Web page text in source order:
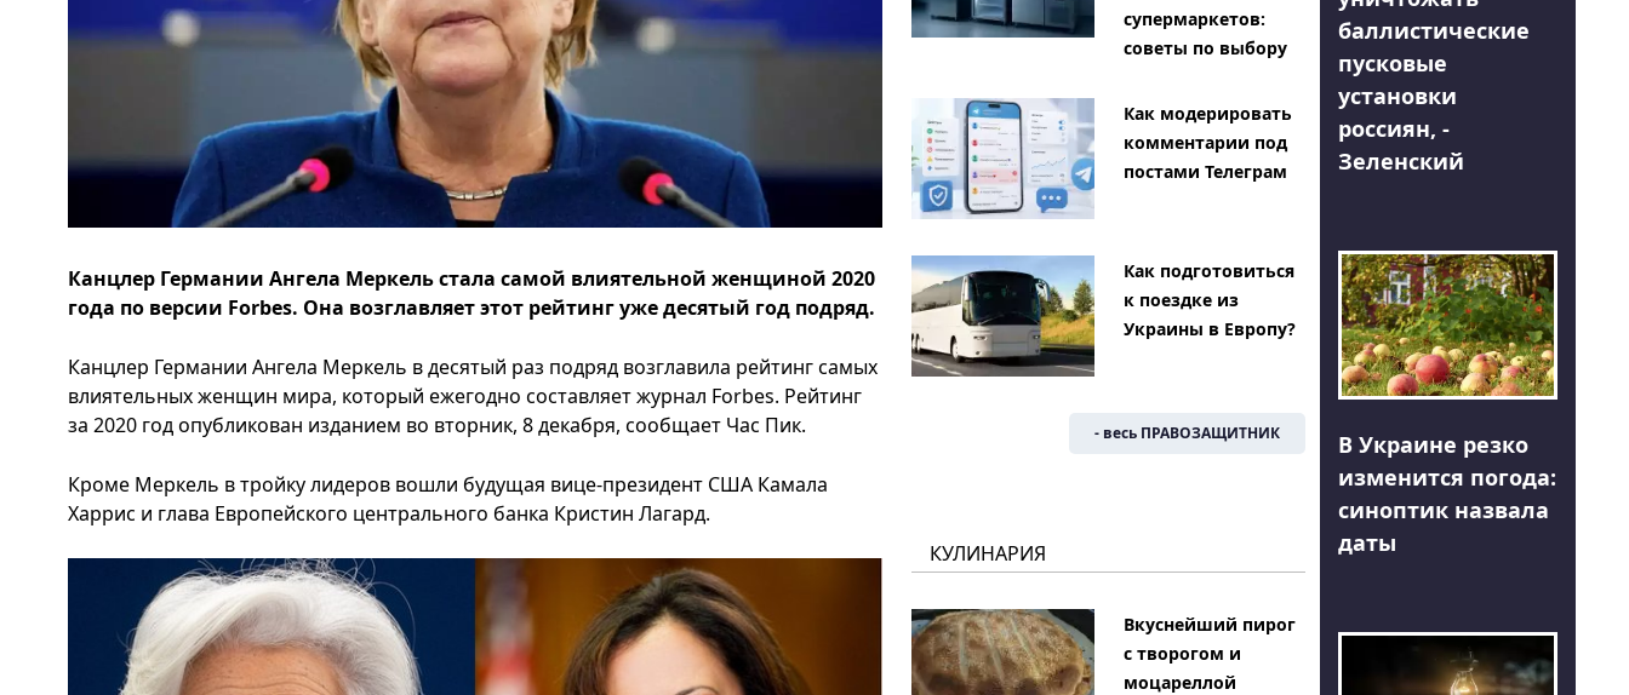
Канцлер Германии Ангела Меркель стала самой влиятельной женщиной 2020
года по версии Forbes. Она возглавляет этот рейтинг уже десятый год подряд.
Канцлер Германии Ангела Меркель в десятый раз подряд возглавила рейтинг самых
влиятельных женщин мира, который ежегодно составляет журнал Forbes. Рейтинг
за 2020 год опубликован изданием во вторник, 8 декабря, сообщает Час Пик.
Кроме Меркель в тройку лидеров вошли будущая вице-президент США Камала
Харрис и глава Европейского центрального банка Кристин Лагард.
супермаркетов:
советы по выбору
Как модерировать
комментарии под
постами Телеграм
Как подготовиться
к поездке из
Украины в Европу?
- весь ПРАВОЗАЩИТНИК
КУЛИНАРИЯ
Вкуснейший пирог
с творогом и
моцареллой
баллистические
пусковые
установки
россиян, -
Зеленский
В Украине резко
изменится погода:
синоптик назвала
даты